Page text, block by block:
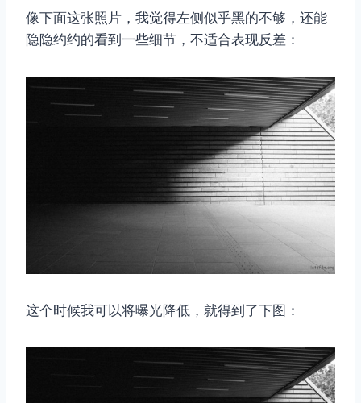
像下面这张照片，我觉得左侧似乎黑的不够，还能
隐隐约约的看到一些细节，不适合表现反差：
这个时候我可以将曝光降低，就得到了下图：